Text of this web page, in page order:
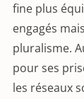
fine plus
engagés
pluralisme.
pour ses
les réseaux